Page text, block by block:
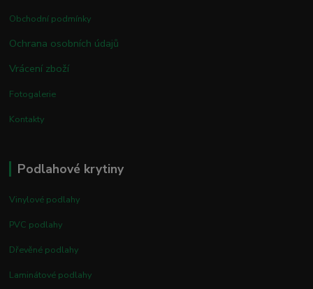
Obchodní podmínky
Ochrana osobních údajů
Vrácení zboží
Fotogalerie
Kontakty
Podlahové krytiny
Vinylové podlahy
PVC podlahy
Dřevěné podlahy
Laminátové podlahy